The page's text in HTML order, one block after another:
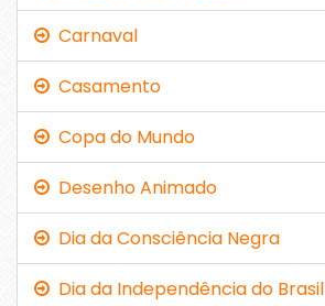
Carnaval
Casamento
Copa do Mundo
Desenho Animado
Dia da Consciência Negra
Dia da Independência do Brasil